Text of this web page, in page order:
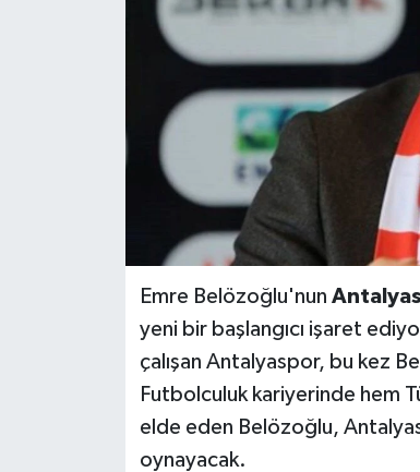
Emre Belözoğlu'nun
yeni bir başlangıcı işaret
çalışan Antalyaspor, bu kez
Futbolculuk kariyerinde hem
elde eden Belözoğlu,
oynayacak.